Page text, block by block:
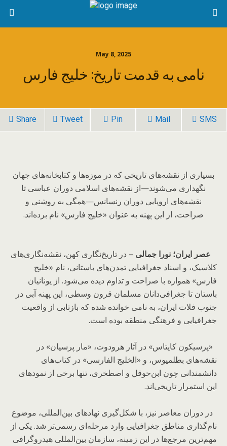
May 8, 2025
نامی به قدمت تاریخ: خلیج فارس
Share Tweet Pin Mail SMS
بسیاری از نقشه‌های تاریخی که در موزه‌ها و کتابخانه‌های جهان
نگهداری می‌شوند—از نقشه‌های اسلامی دوران عباسی تا
نقشه‌های اروپایی دوران رنسانس—همگی به روشنی و
صراحت، از این پهنه به عنوان «خلیج فارس» نام برده‌اند.
عصر ایران؛ نورا جمالی – در تاریخ‌نگاری کهن، نقشه‌نگاری‌های
کلاسیک، و اسناد جغرافیایی تمدن‌های باستانی، نام «خلیج
فارس» همواره با صراحت و تداوم دیده می‌شود. از یونانیان
باستان تا جغرافی‌دانان مسلمان قرون وسطی، این پهنه آبی در
جنوب فلات ایران، به نامی خوانده شده که بازتابی از واقعیت
جغرافیایی و فرهنگی منطقه بوده است.
«پرسیکون کایتاس» در آثار هرودوت، «مار پرسیان» در
نقشه‌های بطلمیوس، و «الخلیج الفارسی» در کتاب‌های
دانشمندانی چون ابن‌حوقل و اصطخری، تنها برخی از نمودهای
این استمرار تاریخی‌اند.
در دوران معاصر نیز، با شکل‌گیری نهادهای بین‌المللی، موضوع
نام‌گذاری مناطق جغرافیایی وارد مرحله‌ای رسمی‌تر شد. یکی از
مهم‌ترین مرجع‌ها در این زمینه، سازمان بین‌المللی هیدروگرافی